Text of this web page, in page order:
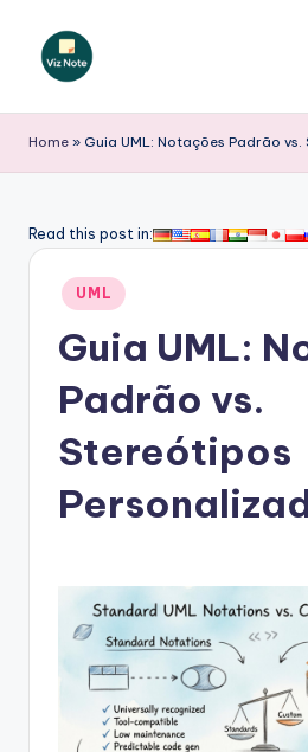
iz
N
t
P
Home » Guia UML: Notações Padrão
Read this post in:
Posted
in
UML
Guia UML:
Padrão vs.
Stereótipos